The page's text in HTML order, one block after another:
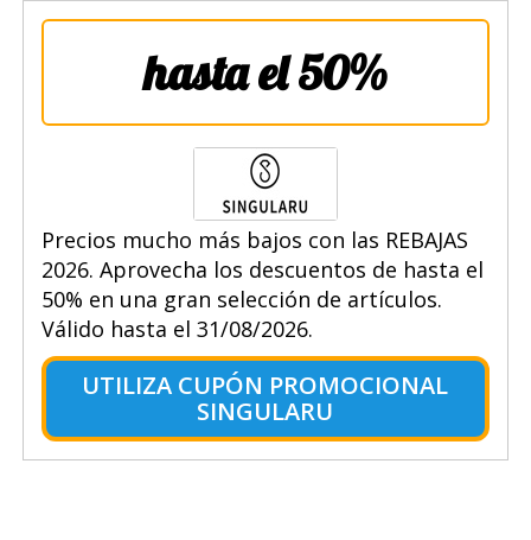
hasta el 50%
Precios mucho más bajos con las REBAJAS
2026. Aprovecha los descuentos de hasta el
50% en una gran selección de artículos.
Válido hasta el 31/08/2026.
UTILIZA CUPÓN PROMOCIONAL
SINGULARU